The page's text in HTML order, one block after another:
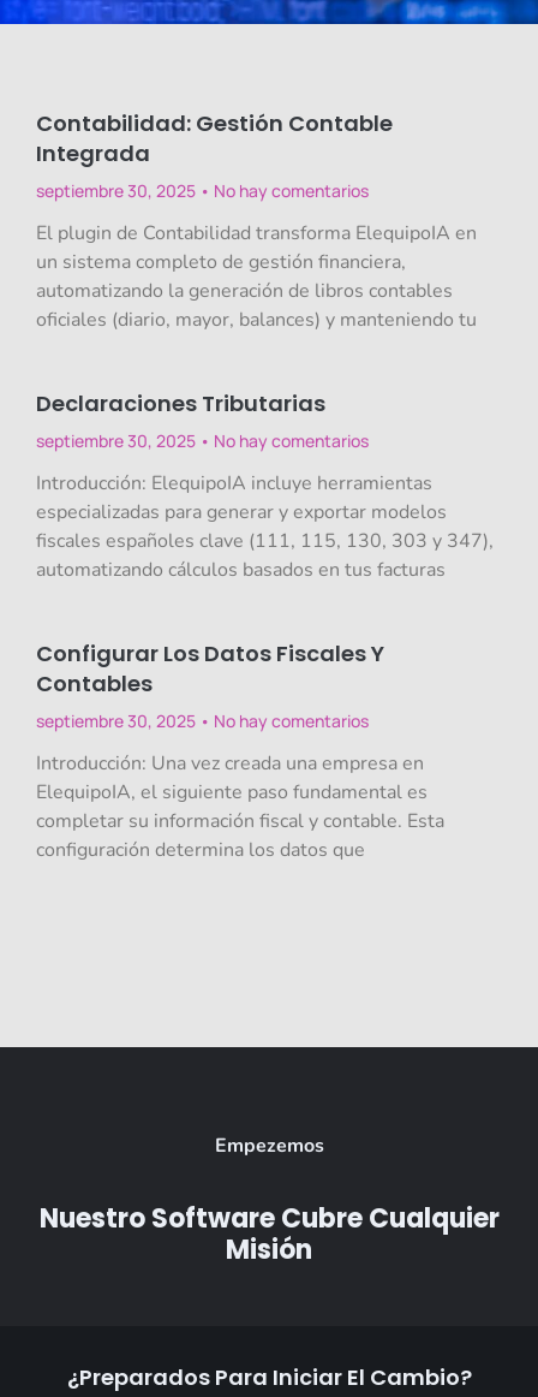
Contabilidad: Gestión Contable
Integrada
septiembre 30, 2025 No hay comentarios
El plugin de Contabilidad transforma ElequipoIA en
un sistema completo de gestión financiera,
automatizando la generación de libros contables
oficiales (diario, mayor, balances) y manteniendo tu
Declaraciones Tributarias
septiembre 30, 2025 No hay comentarios
Introducción: ElequipoIA incluye herramientas
especializadas para generar y exportar modelos
fiscales españoles clave (111, 115, 130, 303 y 347),
automatizando cálculos basados en tus facturas
Configurar Los Datos Fiscales Y
Contables
septiembre 30, 2025 No hay comentarios
Introducción: Una vez creada una empresa en
ElequipoIA, el siguiente paso fundamental es
completar su información fiscal y contable. Esta
configuración determina los datos que
Empezemos
Nuestro Software Cubre Cualquier
Misión
¿Preparados Para Iniciar El Cambio?